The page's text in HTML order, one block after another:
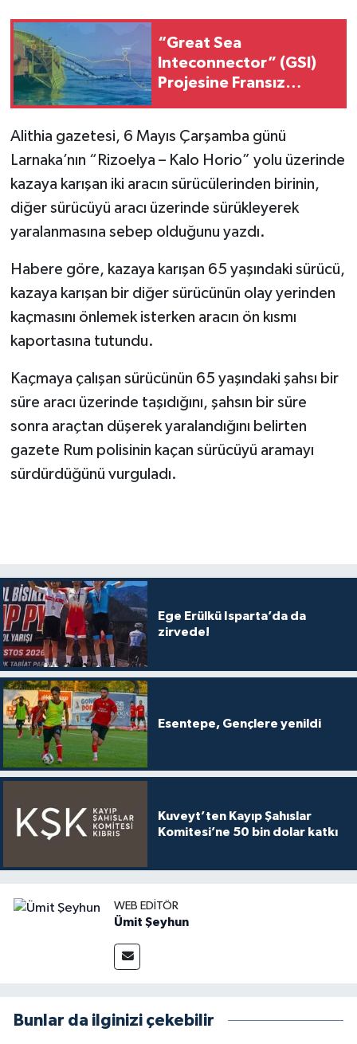
“Great Sea
Inteconnector” (GSI)
Projesine Fransız
Alithia gazetesi, 6 Mayıs Çarşamba günü
Larnaka’nın “Rizoelya – Kalo Horio” yolu üzerinde
kazaya karışan iki aracın sürücülerinden birinin,
diğer sürücüyü aracı üzerinde sürükleyerek
yaralanmasına sebep olduğunu yazdı.
Habere göre, kazaya karışan 65 yaşındaki sürücü,
kazaya karışan bir diğer sürücünün olay yerinden
kaçmasını önlemek isterken aracın ön kısmı
kaportasına tutundu.
Kaçmaya çalışan sürücünün 65 yaşındaki şahsı bir
süre aracı üzerinde taşıdığını, şahsın bir süre
sonra araçtan düşerek yaralandığını belirten
gazete Rum polisinin kaçan sürücüyü aramayı
sürdürdüğünü vurguladı.
Ege Erülkü Isparta’da da
zirvede!
Esentepe, Gençlere yenildi
Kuveyt’ten Kayıp Şahıslar
Komitesi’ne 50 bin dolar katkı
WEB EDITÖR
Ümit Şeyhun
Bunlar da ilginizi çekebilir